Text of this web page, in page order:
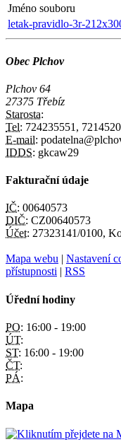
Jméno souboru
letak-pravidlo-3r-
Obec Plchov
Plchov 64
27375 Třebíz
Starosta:
Tel: 724235551,
E-mail:
IDDS: gkcaw29
Fakturační údaje
IČ: 00640573
DIČ: CZ00640573
Účet: 27323141/0100,
Mapa webu Nastavení
přístupnosti
RSS
Úřední hodiny
PO: 16:00 - 19:00
ÚT:
ST: 16:00 - 19:00
ČT:
PÁ:
Mapa